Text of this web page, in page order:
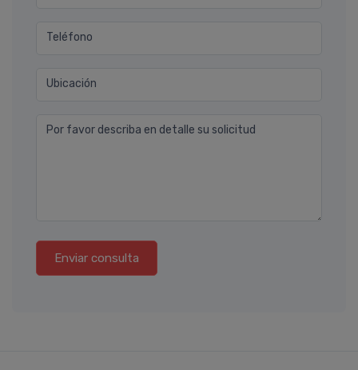
Teléfono
Ubicación
Por favor describa en detalle su solicitud
Enviar consulta